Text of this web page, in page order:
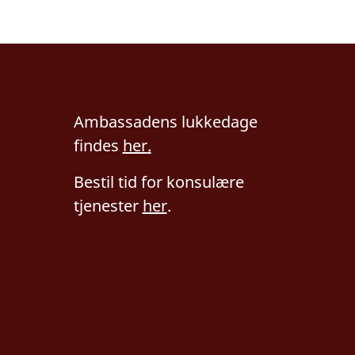
Ambassadens lukkedage
findes her.
Bestil tid for konsulære
tjenester her.